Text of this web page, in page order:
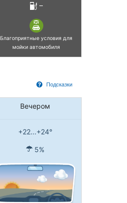
–
Благоприятные условия для
мойки автомобиля
Подсказки
Вечером
+22...+24°
5%